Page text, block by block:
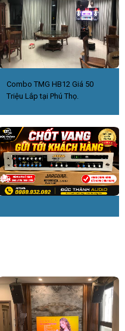
Combo TMG HB12 Giá 50
Triệu Lắp tại Phú Thọ.